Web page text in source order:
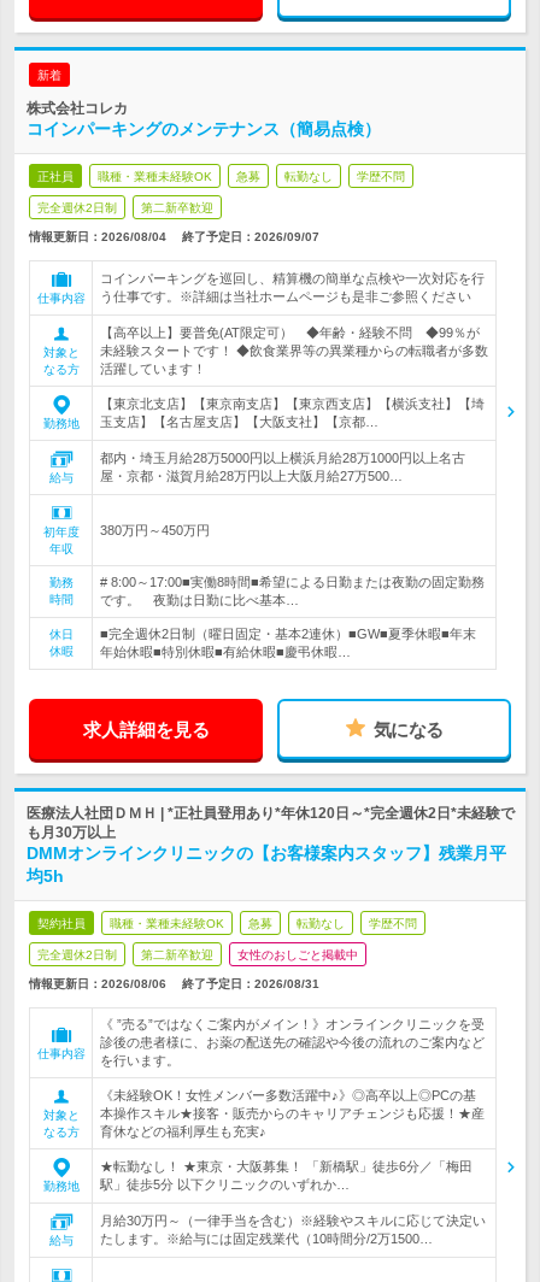
新着
株式会社コレカ
コインパーキングのメンテナンス（簡易点検）
正社員 職種・業種未経験OK 急募 転勤なし 学歴不問
完全週休2日制 第二新卒歓迎
情報更新日：2026/08/04 終了予定日： 2026/09/07
仕事内容
コインパーキングを巡回し、精算機の簡単な点検や一次対応を行
う仕事です。※詳細は当社ホームページも是非ご参照ください
対象と
なる方
【高卒以上】要普免(AT限定可） ◆年齢・経験不問 ◆99％が
未経験スタートです！ ◆飲食業界等の異業種からの転職者が多数
活躍しています！
勤務地
【東京北支店】【東京南支店】【東京西支店】【横浜支社】【埼
玉支店】【名古屋支店】【大阪支社】【京都…
給与
都内・埼玉月給28万5000円以上横浜月給28万1000円以上名古
屋・京都・滋賀月給28万円以上大阪月給27万500…
初年度
年収
380万円～450万円
勤務
時間
# 8:00～17:00■実働8時間■希望による日勤または夜勤の固定勤務
です。 夜勤は日勤に比べ基本…
休日
休暇
■完全週休2日制（曜日固定・基本2連休）■GW■夏季休暇■年末
年始休暇■特別休暇■有給休暇■慶弔休暇…
求人詳細を見る 気になる
医療法人社団ＤＭＨ | *正社員登用あり*年休120日～*完全週休2日*未経験で
も月30万以上
DMMオンラインクリニックの【お客様案内スタッフ】残業月平
均5h
契約社員 職種・業種未経験OK 急募 転勤なし 学歴不問
完全週休2日制 第二新卒歓迎 女性のおしごと掲載中
情報更新日：2026/08/06 終了予定日： 2026/08/31
仕事内容
《 ”売る”ではなくご案内がメイン！》オンラインクリニックを受
診後の患者様に、お薬の配送先の確認や今後の流れのご案内など
を行います。
対象と
なる方
《未経験OK！女性メンバー多数活躍中♪》◎高卒以上◎PCの基
本操作スキル★接客・販売からのキャリアチェンジも応援！★産
育休などの福利厚生も充実♪
勤務地
★転勤なし！ ★東京・大阪募集！ 「新橋駅」徒歩6分／「梅田
駅」徒歩5分 以下クリニックのいずれか…
給与
月給30万円～（一律手当を含む）※経験やスキルに応じて決定い
たします。※給与には固定残業代（10時間分/2万1500…